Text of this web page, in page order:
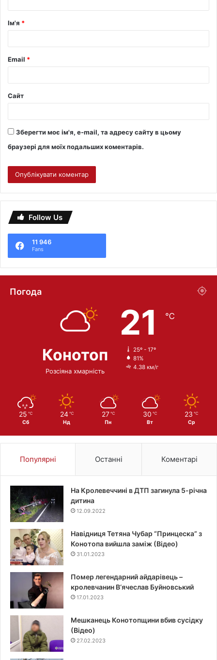
Ім'я *
Email *
Сайт
Зберегти моє ім'я, e-mail, та адресу сайту в цьому
браузері для моїх подальших коментарів.
Follow Us
11 946
Fans
Погода
Конотоп
Розсіяна хмарність
21 ℃
25º - 17º
81%
4.38 км/г
25 ℃
Сб
24 ℃
Нд
27 ℃
Пн
30 ℃
Вт
23 ℃
Ср
Популярні Останні Коментарі
На Кролевеччині в ДТП загинула 5-річна
дитина
12.09.2022
Навідниця Тетяна Чубар “Принцеска” з
Конотопа вийшла заміж (Відео)
31.01.2023
Помер легендарний айдарівець –
кролевчанин В‘ячеслав Буйновський
17.01.2023
Мешканець Конотопщини вбив сусідку
(Відео)
27.02.2023